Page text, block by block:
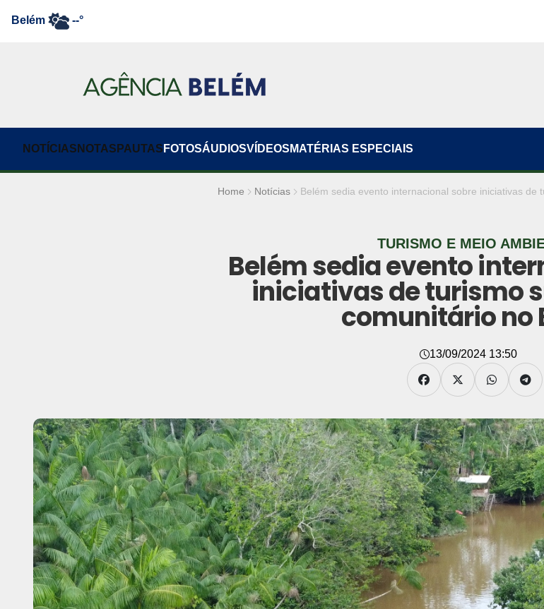
Belém --°
NOTÍCIAS NOTAS PAUTAS FOTOSÁUDIOSVÍDEOS MATÉRIAS ESPECIAIS
Home Notícias Belém sedia evento internacional sobre iniciativas de
TURISMO E MEIO
Belém sedia evento
iniciativas de turismo
comunitário no
13/09/2024 13:50